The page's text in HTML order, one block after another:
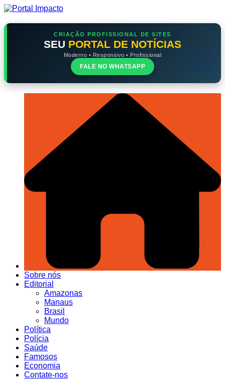
Ir
o
CRIAÇÃO PROFISSIONAL DE SITES
SEU PORTAL DE NOTÍCIAS
Moderno • Responsivo • Profissional
FALE NO WHATSAPP
Sobre nós
Editorial
Amazonas
Manaus
Brasil
Mundo
Política
Polícia
Saúde
Famosos
Economia
Contate-nos